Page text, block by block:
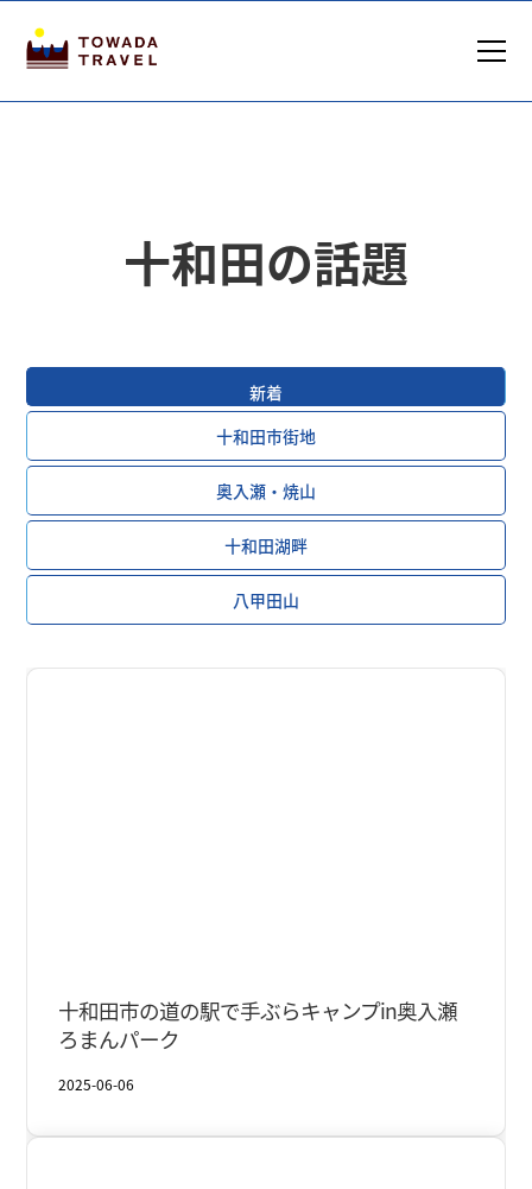
十和田の話題
新着
十和田市街地
奥入瀬・焼山
十和田湖畔
八甲田山
奥入瀬・焼山 夏
十和田市の道の駅で手ぶらキャンプin奥入瀬
ろまんパーク
2025-06-06